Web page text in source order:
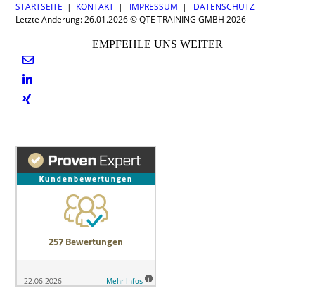
STARTSEITE | KONTAKT | IMPRESSUM | DATENSCHUTZ
Letzte Änderung: 26.01.2026 © QTE TRAINING GMBH 2026
EMPFEHLE UNS WEITER